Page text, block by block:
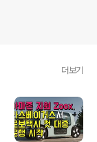
더보기